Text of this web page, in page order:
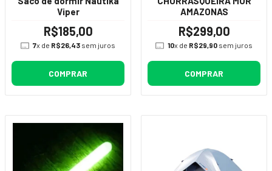
Viper
R$185,00
7x de R$26,43sem juros
COMPRAR
AMAZONAS
R$299,00
10x de R$29,90sem juros
COMPRAR